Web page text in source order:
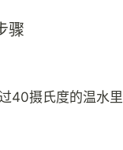
骤
40摄氏度的温水里